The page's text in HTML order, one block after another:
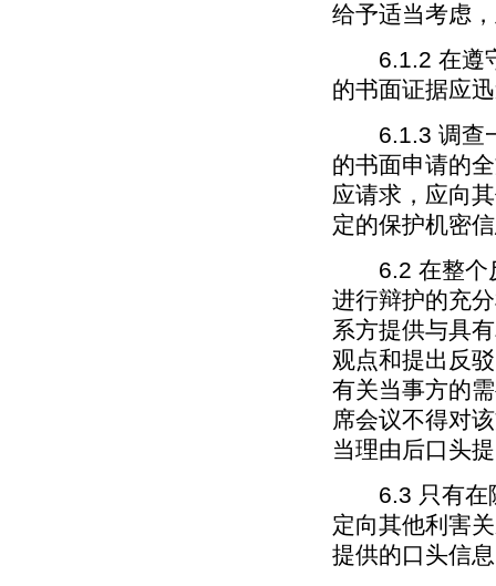
给予适当考虑
6.1.2 在遵守
的书面证据应
6.1.3 调查一
的书面申请的
应请求，应向
定的保护机密
6.2 在整个反
进行辩护的充
系方提供与具
观点和提出反
有关当事方的
席会议不得对
当理由后口头
6.3 只有在随
定向其他利害
提供的口头信